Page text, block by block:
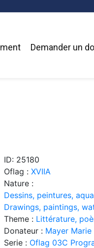
Demander un
ID: 25180
Oflag : XVIIA
Nature :
Dessins, peintures,
Drawings, paintings,
Theme : Littérature,
Donateur : Mayer Marie
Serie : Oflag 03C